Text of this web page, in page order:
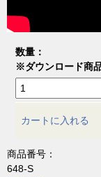
数量：
※ダウンロード商
カートに入れる
商品番号：
648-S